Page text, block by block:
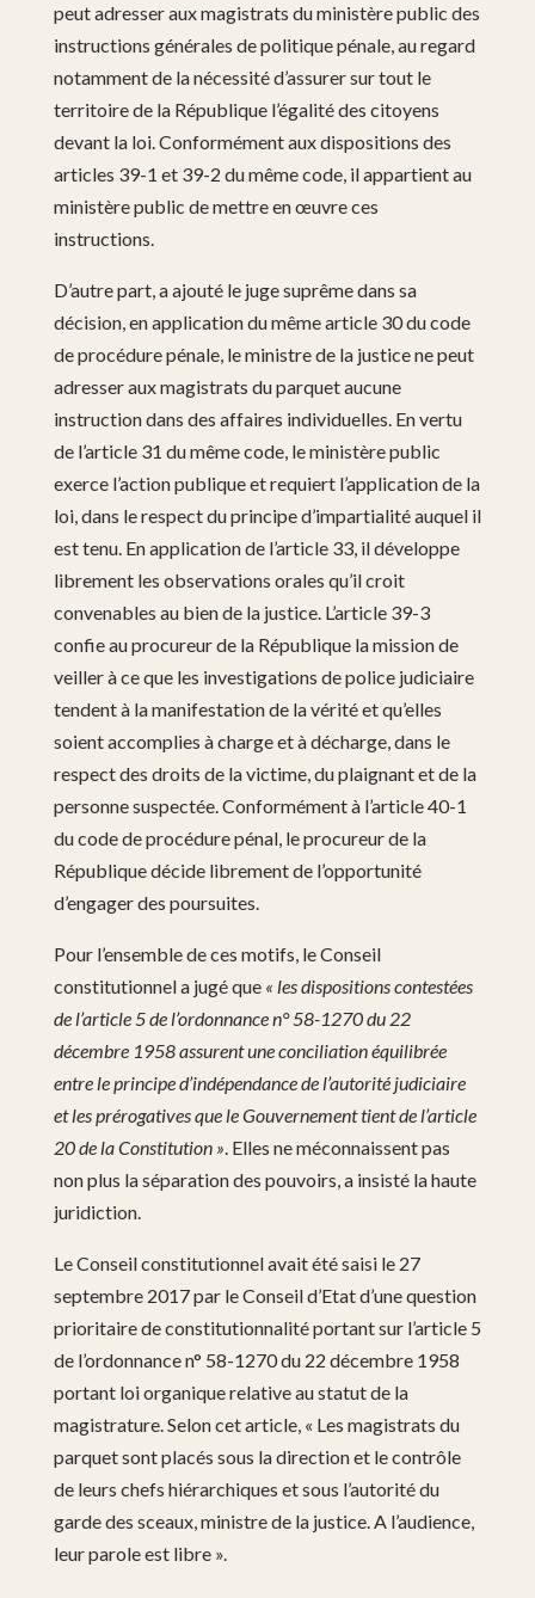
peut adresser aux magistrats du ministère public des
instructions générales de politique pénale, au regard
notamment de la nécessité d’assurer sur tout le
territoire de la République l’égalité des citoyens
devant la loi. Conformément aux dispositions des
articles 39-1 et 39-2 du même code, il appartient au
ministère public de mettre en œuvre ces
instructions.
D’autre part, a ajouté le juge suprême dans sa
décision, en application du même article 30 du code
de procédure pénale, le ministre de la justice ne peut
adresser aux magistrats du parquet aucune
instruction dans des affaires individuelles. En vertu
de l’article 31 du même code, le ministère public
exerce l’action publique et requiert l’application de la
loi, dans le respect du principe d’impartialité auquel il
est tenu. En application de l’article 33, il développe
librement les observations orales qu’il croit
convenables au bien de la justice. L’article 39-3
confie au procureur de la République la mission de
veiller à ce que les investigations de police judiciaire
tendent à la manifestation de la vérité et qu’elles
soient accomplies à charge et à décharge, dans le
respect des droits de la victime, du plaignant et de la
personne suspectée. Conformément à l’article 40-1
du code de procédure pénal, le procureur de la
République décide librement de l’opportunité
d’engager des poursuites.
Pour l’ensemble de ces motifs, le Conseil
constitutionnel a jugé que « les dispositions contestées
de l’article 5 de l’ordonnance n° 58-1270 du 22
décembre 1958 assurent une conciliation équilibrée
entre le principe d’indépendance de l’autorité judiciaire
et les prérogatives que le Gouvernement tient de l’article
20 de la Constitution ». Elles ne méconnaissent pas
non plus la séparation des pouvoirs, a insisté la haute
juridiction.
Le Conseil constitutionnel avait été saisi le 27
septembre 2017 par le Conseil d’Etat d’une question
prioritaire de constitutionnalité portant sur l’article 5
de l’ordonnance n° 58-1270 du 22 décembre 1958
portant loi organique relative au statut de la
magistrature. Selon cet article, « Les magistrats du
parquet sont placés sous la direction et le contrôle
de leurs chefs hiérarchiques et sous l’autorité du
garde des sceaux, ministre de la justice. A l’audience,
leur parole est libre ».